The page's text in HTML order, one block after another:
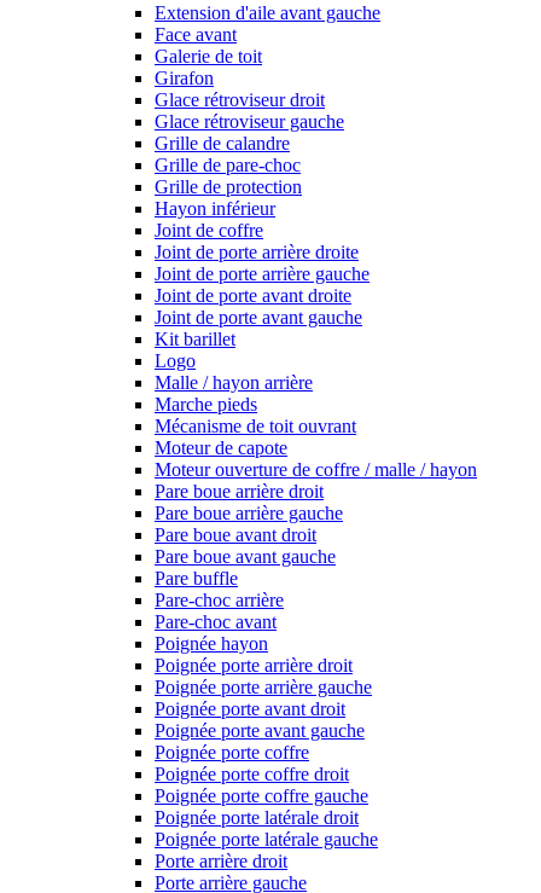
Extension d'aile avant gauche
Face avant
Galerie de toit
Girafon
Glace rétroviseur droit
Glace rétroviseur gauche
Grille de calandre
Grille de pare-choc
Grille de protection
Hayon inférieur
Joint de coffre
Joint de porte arrière droite
Joint de porte arrière gauche
Joint de porte avant droite
Joint de porte avant gauche
Kit barillet
Logo
Malle / hayon arrière
Marche pieds
Mécanisme de toit ouvrant
Moteur de capote
Moteur ouverture de coffre / malle / hayon
Pare boue arrière droit
Pare boue arrière gauche
Pare boue avant droit
Pare boue avant gauche
Pare buffle
Pare-choc arrière
Pare-choc avant
Poignée hayon
Poignée porte arrière droit
Poignée porte arrière gauche
Poignée porte avant droit
Poignée porte avant gauche
Poignée porte coffre
Poignée porte coffre droit
Poignée porte coffre gauche
Poignée porte latérale droit
Poignée porte latérale gauche
Porte arrière droit
Porte arrière gauche